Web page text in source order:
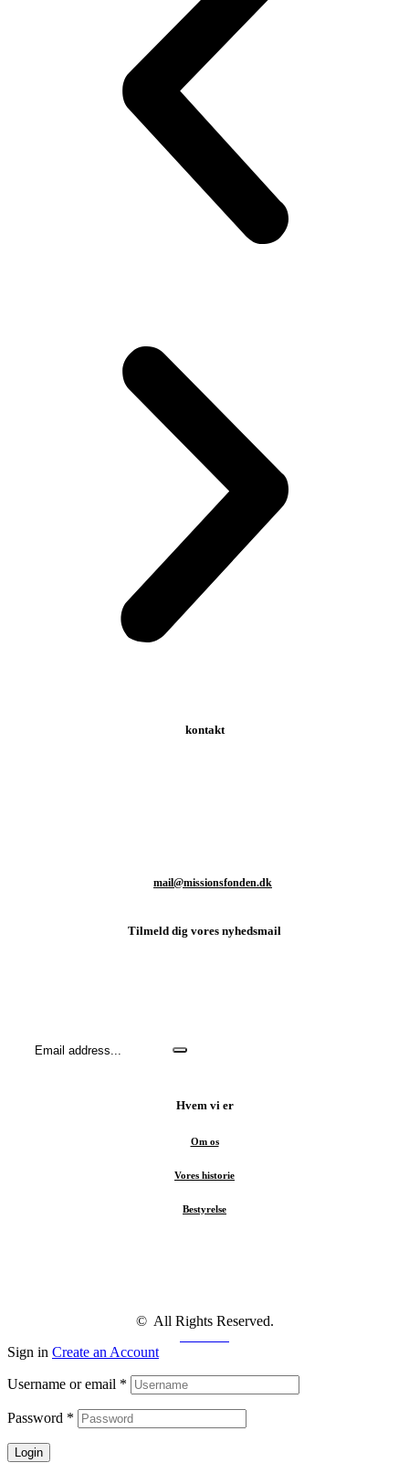
kontakt
mail@missionsfonden.dk
Tilmeld dig vores nyhedsmail
Hvem vi er
Om os
Vores historie
Bestyrelse
© All Rights Reserved.
Sign in Create an Account
Username or email *
Password *
Login